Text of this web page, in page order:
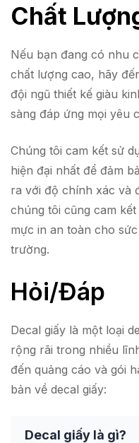
Chất
Nếu bạn đang có nhu
chất lượng cao, hãy
đội ngũ thiết kế giàu
sàng đáp ứng mọi yêu
Chúng tôi cam kết sử
hiện đại nhất để đảm
ra với độ chính xác và
chúng tôi cũng cam
mực in an toàn cho
trường.
Hỏi/Đáp
Decal giấy là một loại
rộng rãi trong nhiều
đến quảng cáo và gói
bản về decal giấy:
Decal giấy là gì?